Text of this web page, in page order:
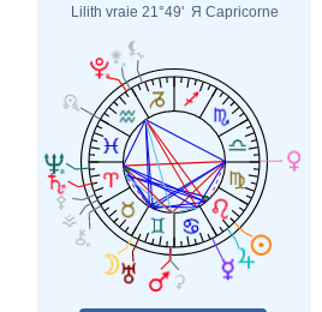
Lilith vraie 21°49' Я Capricorne